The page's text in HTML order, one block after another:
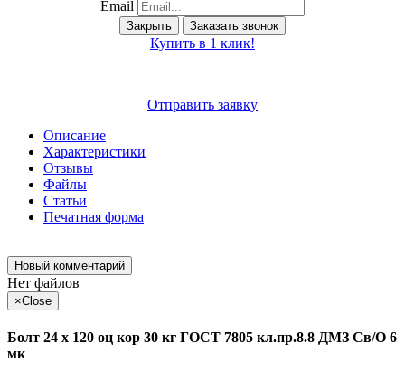
Email
Закрыть Заказать звонок
Купить в 1 клик!
Отправить заявку
Описание
Характеристики
Отзывы
Файлы
Статьи
Печатная форма
Новый комментарий
Нет файлов
×Close
Болт 24 х 120 оц кор 30 кг ГОСТ 7805 кл.пр.8.8 ДМЗ Св/О 6
мк